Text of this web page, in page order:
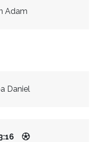
Adam
Daniel